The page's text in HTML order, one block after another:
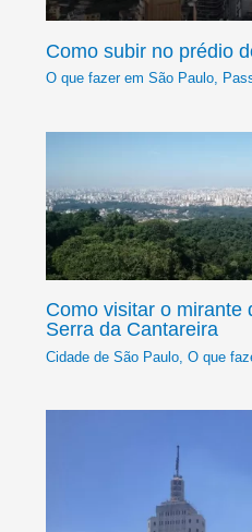
Como subir no prédio
O que fazer em São Paulo,
Como visitar o mirante
Serra da Cantareira
Cidade de São Paulo, O que